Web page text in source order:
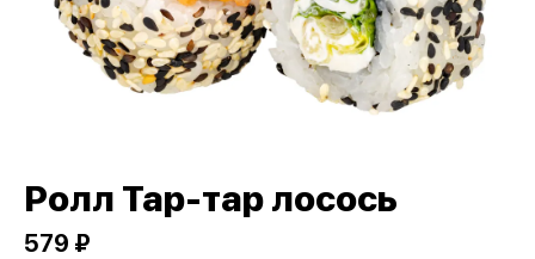
Ролл Тар-тар лосось
579 ₽